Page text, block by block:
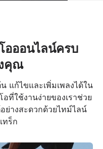
อออนไลน์ครบ
คุณ
แก้ไขและเพิ่มเพลงได้ใน
ที่ใช้งานง่ายของเราช่วย
ย่างสะดวกด้วยไทม์ไลน์
ทร็ก